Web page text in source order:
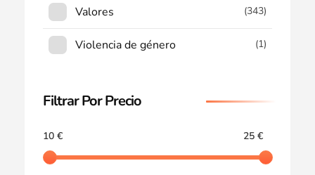
Valores (343)
Violencia de género (1)
Filtrar Por Precio
10 € 25 €